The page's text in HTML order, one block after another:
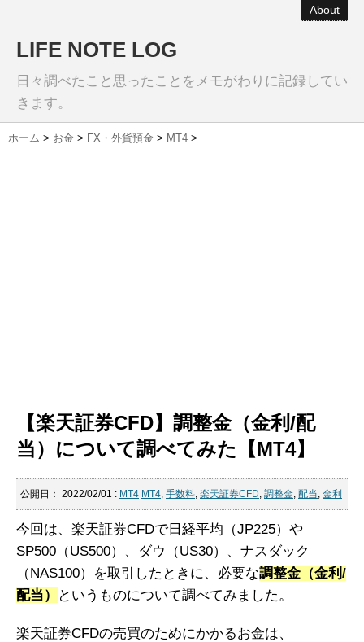
About
LIFE NOTE LOG
日々調べたこと思ったことをメモがわりに記録してい
きます。
ホーム > お金 > FX・外貨預金 > MT4 >
【楽天証券CFD】調整金（金利/配
当）について調べてみた【MT4】
公開日： 2022/02/01 : MT4 MT4, 手数料, 楽天証券CFD, 調整金, 配当, 金利
今回は、楽天証券CFDで日経平均（JP225）や
SP500（US500）、ダウ（US30）、ナスダック
（NAS100）を取引したときに、必要な調整金（金利/
配当）
というものについて調べてみました。
楽天証券CFDの売買のためにかかるお金は、